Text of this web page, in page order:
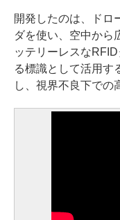
開発したのは、ドロ
ダを使い、空中から
ッテリーレスな
る標識として活用す
し、視界不良下での